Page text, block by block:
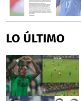
LO ÚLTIMO